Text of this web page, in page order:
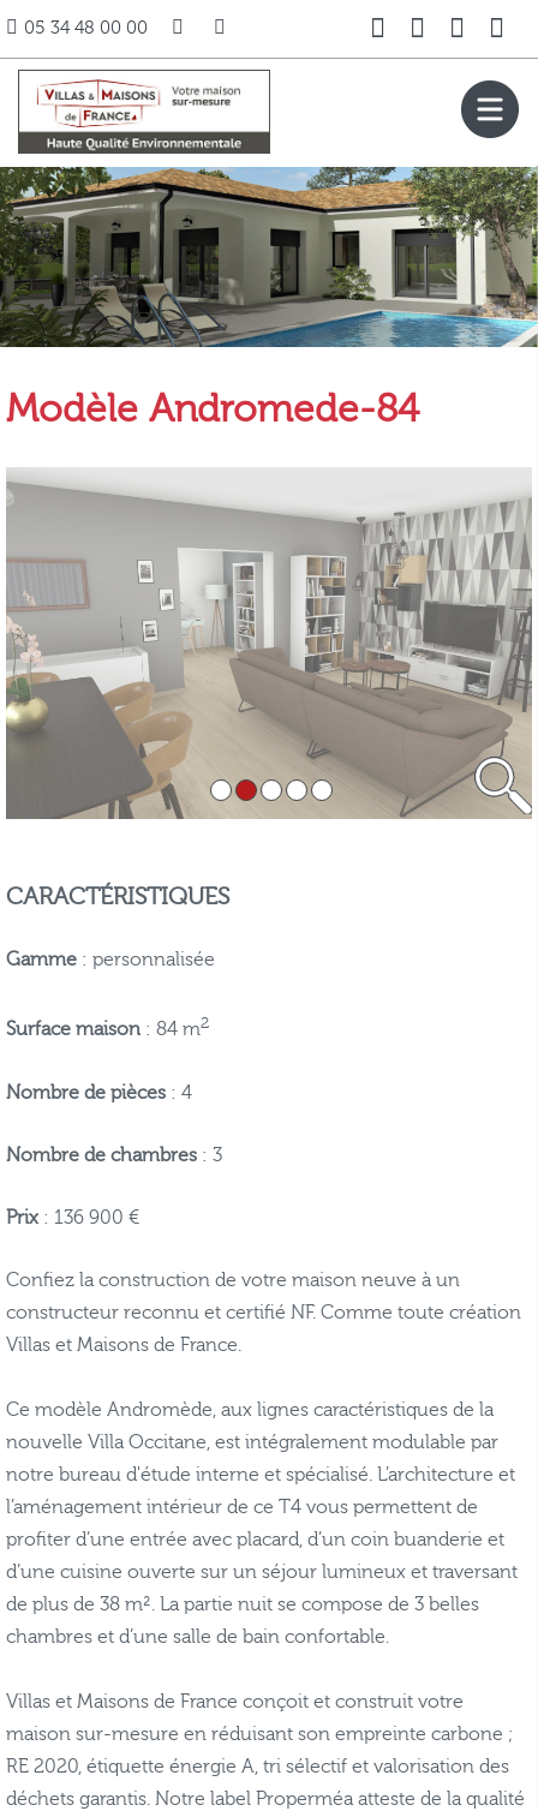
05 34 48 00 00
Modèle Andromede-84
CARACTÉRISTIQUES
Gamme : personnalisée
Surface maison : 84 m2
Nombre de pièces : 4
Nombre de chambres : 3
Prix : 136 900 €
Confiez la construction de votre maison neuve à un
constructeur reconnu et certifié NF. Comme toute création
Villas et Maisons de France.
Ce modèle Andromède, aux lignes caractéristiques de la
nouvelle Villa Occitane, est intégralement modulable par
notre bureau d'étude interne et spécialisé. L’architecture et
l’aménagement intérieur de ce T4 vous permettent de
profiter d’une entrée avec placard, d’un coin buanderie et
d’une cuisine ouverte sur un séjour lumineux et traversant
de plus de 38 m². La partie nuit se compose de 3 belles
chambres et d’une salle de bain confortable.
Villas et Maisons de France conçoit et construit votre
maison sur-mesure en réduisant son empreinte carbone ;
RE 2020, étiquette énergie A, tri sélectif et valorisation des
déchets garantis. Notre label Properméa atteste de la qualité